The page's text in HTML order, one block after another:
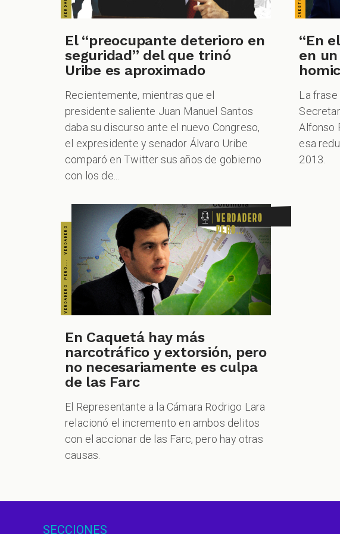
El “preocupante deterioro en
seguridad” del que trinó
Uribe es aproximado
Recientemente, mientras que el
presidente saliente Juan Manuel Santos
daba su discurso ante el nuevo Congreso,
el expresidente y senador Álvaro Uribe
comparó en Twitter sus años de gobierno
con los de...
“En
en
La frase
Alfonso
esa
2013.
VERDADERO PERO... VERDADERO PERO... VERDADERO PERO... VERDADERO PERO... VERDADERO PERO... VERDADERO PERO... VERDADERO PERO...
Verdadero
pero...
En Caquetá hay más
narcotráfico y extorsión, pero
no necesariamente es culpa
de las Farc
El Representante a la Cámara Rodrigo Lara
relacionó el incremento en ambos delitos
con el accionar de las Farc, pero hay otras
causas.
SECCIONES